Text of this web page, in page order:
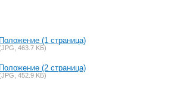
Положение (1 страница)
463.7 KБ)
Положение (2 страница)
452.9 KБ)